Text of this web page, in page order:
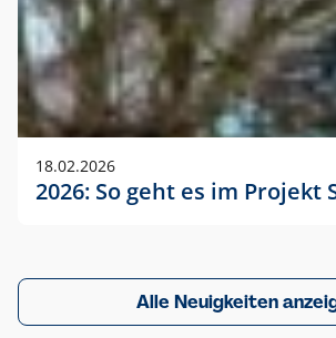
18.02.2026
2026: So geht es im Projekt
Alle Neuigkeiten